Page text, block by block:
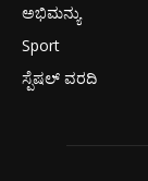
ಅಭಿಮನ್ಯು
Sport
ಸ್ಪೆಷಲ್ ವರದಿ